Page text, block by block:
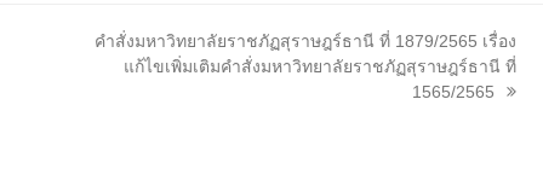
next
post:
คำสั่งมหาวิทยาลัยราชภัฏสุราษฎร์ธานี ที่ 1879/2565 เรื่อง
แก้ไขเพิ่มเติมคำสั่งมหาวิทยาลัยราชภัฏสุราษฎร์ธานี ที่
1565/2565